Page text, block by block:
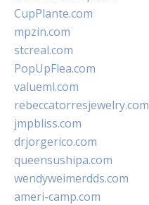
CupPlante.com
mpzin.com
stcreal.com
PopUpFlea.com
valueml.com
rebeccatorresjewelry.com
jmpbliss.com
drjorgerico.com
queensushipa.com
wendyweimerdds.com
ameri-camp.com